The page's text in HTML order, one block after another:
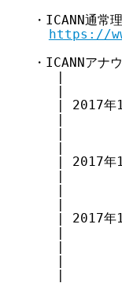
・ICANN通
https://
・ICANNアナ
   |
| 2017年
|
|
|
| 2017年
|
|
|
| 2017年
|
|
|
|